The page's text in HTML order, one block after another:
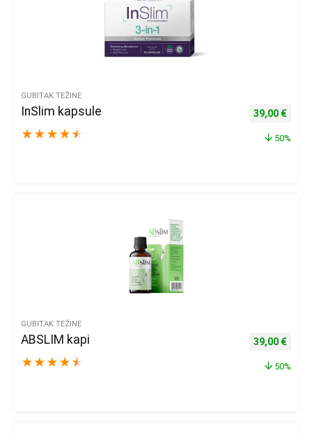
GUBITAK TEŽINE
InSlim kapsule
★ ★ ★ ★ ★
Izvorna
39,00 €
50%
GUBITAK TEŽINE
ABSLIM kapi
★ ★ ★ ★ ★
Izvorna
39,00 €
50%